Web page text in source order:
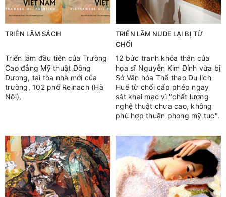
TRIỄN LÃM SÁCH
Triển lãm đầu tiên của Trường
Cao đẳng Mỹ thuật Đông
Dương, tại tòa nhà mới của
trường, 102 phố Reinach (Hà
Nội),
TRIỂN LÃM NUDE LẠI BỊ TỪ
CHỐI
12 bức tranh khỏa thân của
họa sĩ Nguyễn Kim Đính vừa bị
Sở Văn hóa Thể thao Du lịch
Huế từ chối cấp phép ngay
sát khai mạc vì "chất lượng
nghệ thuật chưa cao, không
phù hợp thuần phong mỹ tục".